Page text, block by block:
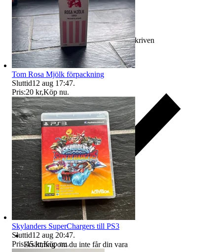
Ersättning om varan inte är som beskriven
Ersättning om du inte får din vara
Tom Rosa Mjölk förpackning
Sluttid12 aug 17:47.
Pris:20 kr,Köp nu.
Skylanders SuperChargers till PS3
Sluttid12 aug 20:47.
Pris:45 kr,Köp nu.